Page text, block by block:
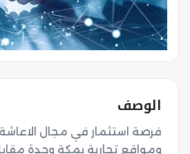
الوصف